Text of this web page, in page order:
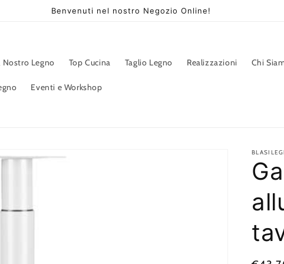
Benvenuti nel nostro Negozio Online!
Nostro Legno Top Cucina Taglio Legno Realizzazioni Chi
Eventi e Workshop